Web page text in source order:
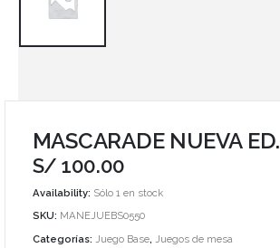
MASCARADE NUEVA ED.
S/ 100.00
Availability: Sólo 1 en stock
SKU: MANEJUEBS0550
Categorías: Juego Base, Juegos de mesa